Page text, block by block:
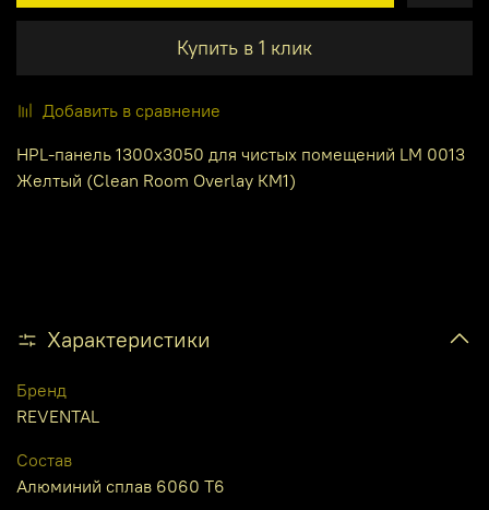
Купить в 1 клик
Добавить в сравнение
HPL-панель 1300х3050 для чистых помещений LM 0013
Желтый (Clean Room Overlay КМ1)
Характеристики
Бренд
REVENTAL
Состав
Алюминий сплав 6060 Т6